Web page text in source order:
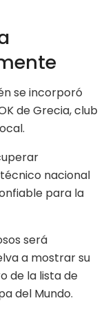
se incorporó
de Grecia, club
nacional
para la
será
a mostrar su
de la lista de
del Mundo.